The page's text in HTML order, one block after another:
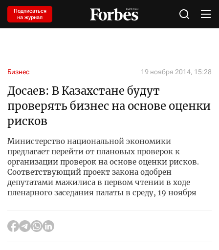
Подписаться
на журнал
Бизнес 19 ноября 2014, 15:28
Досаев: В Казахстане будут
проверять бизнес на основе оценки
рисков
Министерство национальной экономики
предлагает перейти от плановых проверок к
организации проверок на основе оценки рисков.
Соответствующий проект закона одобрен
депутатами мажилиса в первом чтении в ходе
пленарного заседания палаты в среду, 19 ноября